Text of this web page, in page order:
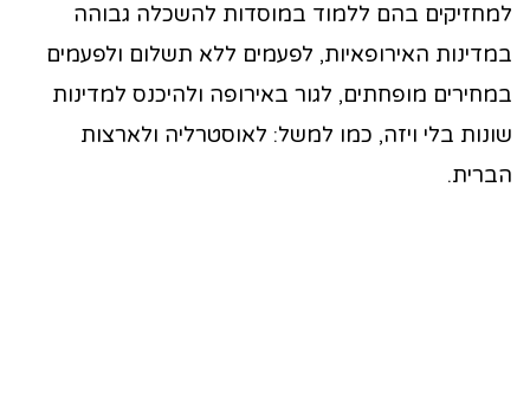
למחזיקים בהם ללמוד במוסדות להשכלה גבוהה
במדינות האירופאיות, לפעמים ללא תשלום ולפעמים
במחירים מופחתים, לגור באירופה ולהיכנס למדינות
שונות בלי ויזה, כמו למשל: לאוסטרליה ולארצות
הברית.